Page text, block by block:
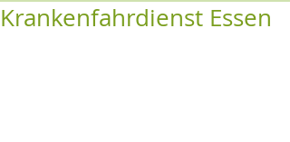
Krankenfahrdienst Essen